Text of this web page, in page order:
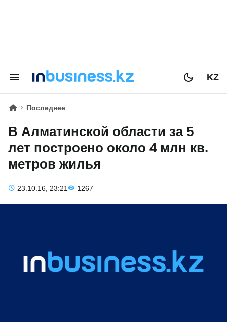
KZ
Последнее
В Алматинской области за 5
лет построено около 4 млн кв.
метров жилья
23.10.16, 23:21 1267